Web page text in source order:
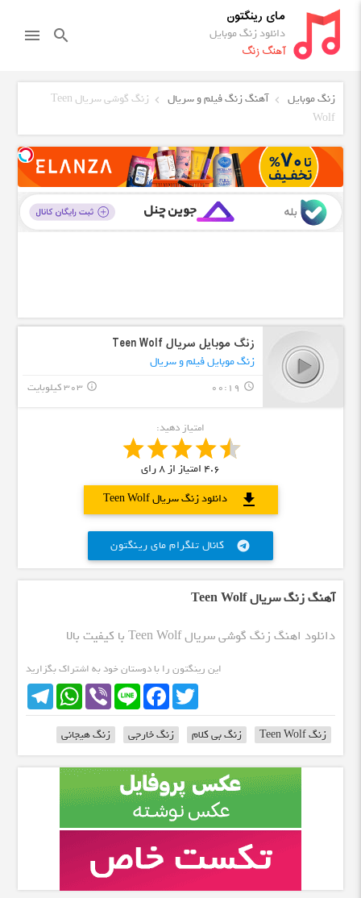
مای رینگتون
دانلود زنگ موبایل
آهنگ زنگ
search
menu
زنگ موبایل آهنگ زنگ فیلم و سریال
زنگ گوشی سریال Teen
Wolf
زنگ موبایل سریال Teen Wolf
زنگ موبایل فیلم و سریال
query_builder
00:19 303 کیلوبایت info_outline
امتیاز دهید:
4.6 امتیاز از8رای
دانلود زنگ سریال Teen Wolf
download
کانال تلگرام مای رینگتون telegram
آهنگ زنگ سریال Teen Wolf
دانلود اهنگ زنگ گوشی سریال Teen Wolf با کیفیت بالا
این رینگتون را با دوستان خود به اشتراک بگزارید
TelegramWhatsApp Viber Line
FacebookTwitter
زنگ Teen Wolf زنگ بی کلام زنگ خارجی زنگ هیجانی